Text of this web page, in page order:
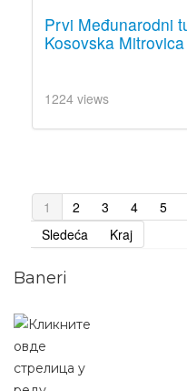
Prvi Međunarodni
Kosovska Mitrovica
1224 views
1 2 3 4 5
Sledeća
Kraj
Baneri